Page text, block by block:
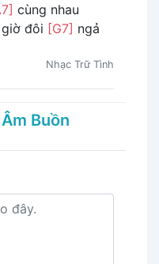
cùng nhau
giờ đôi [G7] ngả
Nhạc Trữ Tình
Buồn